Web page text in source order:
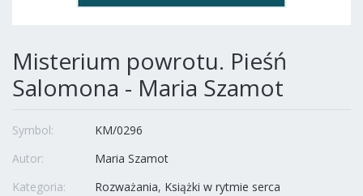
Misterium powrotu. Pieśń
Salomona - Maria Szamot
Symbol:
KM/0296
Autor:
Maria Szamot
Kategoria:
Rozważania Książki w rytmie serca